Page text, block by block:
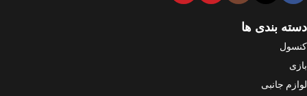
دسته بندی ها
کنسول
بازی
لوازم جانبی